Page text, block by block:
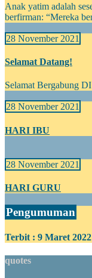
Anak yatim adalah
berfirman: “Mereka
28 November 2021
Selamat Datang!
Selamat Bergabung
28 November 2021
HARI IBU
28 November 2021
HARI GURU
Pengumuman
Terbit : 9 Maret
quotes